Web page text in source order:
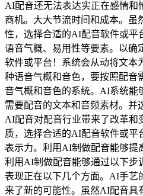
AI配音还无法表达实正在感情和
商机。大大节流时间和成本。虽
性，选择合适的AI配音软件或平
语音气概、易用性等要素。以确
软件或平台！系统会从动将文本
种语音气概和音色，要按照配音
音气概和音色的系统。AI系统能
需要配音的文本和音频素材。并
AI配音对配音行业带来了改革和
质，选择合适的AI配音软件或平
表示力。利用AI制做配音能够提
利用AI制做配音能够通过以下步
表现正在以下几个方面。AI手艺
来了新的可能性。虽然AI配音具